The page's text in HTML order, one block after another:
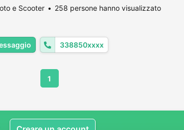
e Scooter 258 persone hanno visualizzato
338850xxxx
1